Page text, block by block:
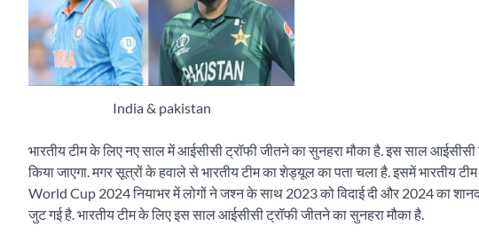
India & pakistan
भारतीय टीम के लिए नए साल में आईसीसी ट्रॉफी जीतने का सुनहरा मौका है. इस साल
किया जाएगा. मगर सूत्रों के हवाले से भारतीय टीम का शेड्यूल का पता चला है. इसमें
World Cup 2024 नियाभर में लोगों ने जश्न के साथ 2023 को विदाई दी और 2024 का
जुट गई है. भारतीय टीम के लिए इस साल आईसीसी ट्रॉफी जीतने का सुनहरा मौका है.